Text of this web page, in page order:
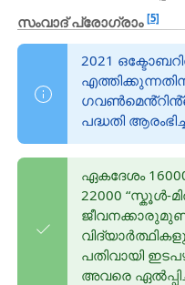
സംവാദ് പ്രോഗ്രാം [5]
2021
പദ്ധതി
ഏകദേശം
22000 “സ്കൂൾ-
പതിവായി
അവരെ